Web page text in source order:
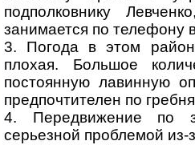
подполковнику
занимается по телефону
3. Погода в этом
плохая. Большое
постоянную лавинную
предпочтителен по
4. Передвижение по
серьезной проблемой